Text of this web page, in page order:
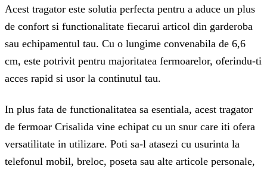
Acest tragator este solutia perfecta pentru a aduce un plus
de confort si functionalitate fiecarui articol din garderoba
sau echipamentul tau. Cu o lungime convenabila de 6,6
cm, este potrivit pentru majoritatea fermoarelor, oferindu-ti
acces rapid si usor la continutul tau.
In plus fata de functionalitatea sa esentiala, acest tragator
de fermoar Crisalida vine echipat cu un snur care iti ofera
versatilitate in utilizare. Poti sa-l atasezi cu usurinta la
telefonul mobil, breloc, poseta sau alte articole personale,